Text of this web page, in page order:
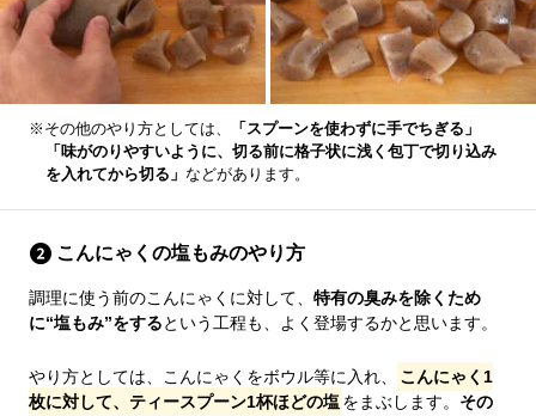
※その他のやり方としては、
「スプーンを使わずに手でちぎる」
「味がのりやすいように、切る前に格子状に浅く包丁で切り込み
を入れてから切る」 などがあります。
こんにゃくの塩もみのやり方
調理に使う前のこんにゃくに対して、 特有の臭みを除くため
に“塩もみ”をするという工程も、よく登場するかと思います。
やり方としては、こんにゃくをボウル等に入れ、
こんにゃく1
枚に対して、ティースプーン1杯ほどの塩をまぶします。 その